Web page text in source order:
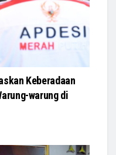
Keberadaan
warung di